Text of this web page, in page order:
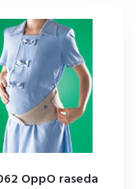
OppO raseda